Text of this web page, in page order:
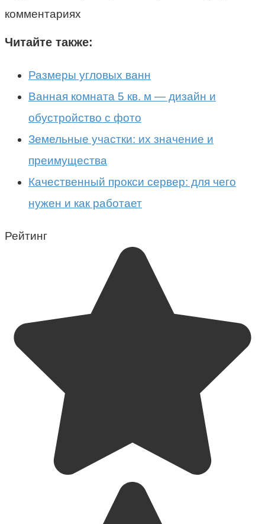
комментариях
Читайте также:
Размеры угловых ванн
Ванная комната 5 кв. м — дизайн и
обустройство с фото
Земельные участки: их значение и
преимущества
Качественный прокси сервер: для чего
нужен и как работает
Рейтинг